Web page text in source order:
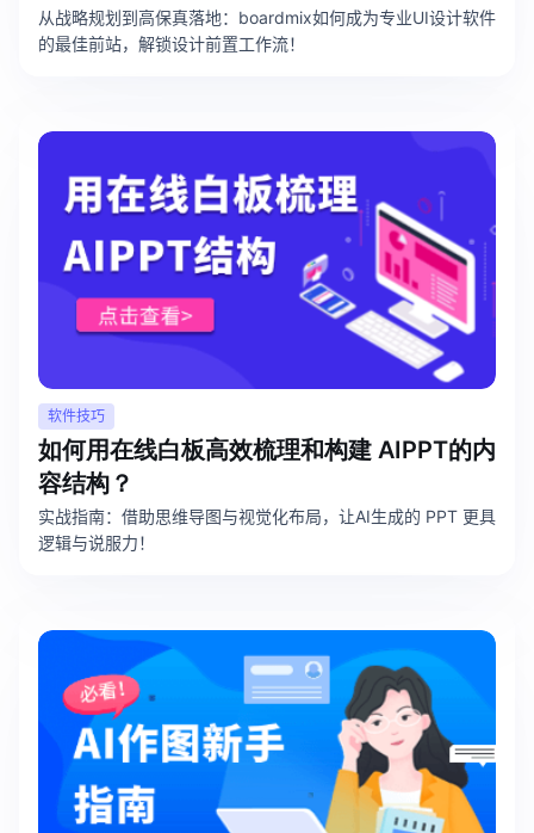
从战略规划到高保真落地：boardmix如何成为专业UI设计软件
的最佳前站，解锁设计前置工作流！
软件技巧
如何用在线白板高效梳理和构建 AIPPT的内
容结构？
实战指南：借助思维导图与视觉化布局，让AI生成的 PPT 更具
逻辑与说服力！